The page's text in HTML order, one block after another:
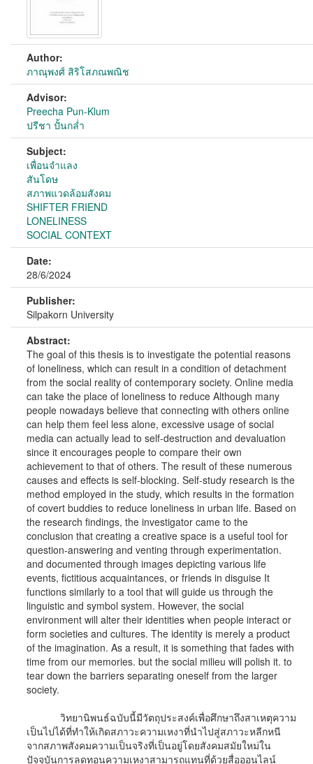
Author:
ภาณุพงศ์ สิริโสภณพณิช
Advisor:
Preecha Pun-Klum
ปรีชา ปั้นกล่ำ
Subject:
เพื่อนจำแลง
สันโดษ
สภาพแวดล้อมสังคม
SHIFTER FRIEND
LONELINESS
SOCIAL CONTEXT
Date:
28/6/2024
Publisher:
Silpakorn University
Abstract:
The goal of this thesis is to investigate the potential reasons
of loneliness, which can result in a condition of detachment
from the social reality of contemporary society. Online media
can take the place of loneliness to reduce Although many
people nowadays believe that connecting with others online
can help them feel less alone, excessive usage of social
media can actually lead to self-destruction and devaluation
since it encourages people to compare their own
achievement to that of others. The result of these numerous
causes and effects is self-blocking. Self-study research is the
method employed in the study, which results in the formation
of covert buddies to reduce loneliness in urban life. Based on
the research findings, the investigator came to the
conclusion that creating a creative space is a useful tool for
question-answering and venting through experimentation.
and documented through images depicting various life
events, fictitious acquaintances, or friends in disguise It
functions similarly to a tool that will guide us through the
linguistic and symbol system. However, the social
environment will alter their identities when people interact or
form societies and cultures. The identity is merely a product
of the imagination. As a result, it is something that fades with
time from our memories. but the social milieu will polish it. to
tear down the barriers separating oneself from the larger
society.
วิทยานิพนธ์ฉบับนี้มีวัตถุประสงค์เพื่อศึกษาถึงสาเหตุความ
เป็นไปได้ที่ทำให้เกิดสภาวะความเหงาที่นำไปสู่สภาวะหลีกหนี
จากสภาพสังคมความเป็นจริงที่เป็นอยู่โดยสังคมสมัยใหม่ใน
ปัจจุบันการลดทอนความเหงาสามารถแทนที่ด้วยสื่อออนไลน์